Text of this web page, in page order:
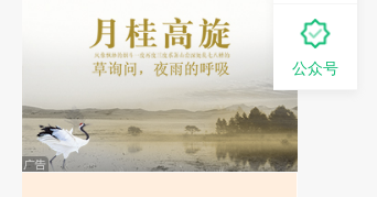
公众号